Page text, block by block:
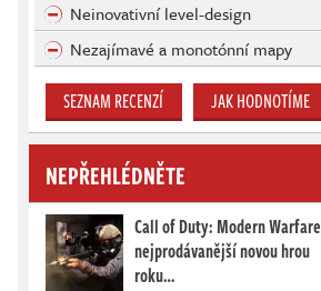
Neinovativní level-design
Nezajímavé a monotónní mapy
SEZNAM RECENZÍ JAK HODNOTÍME
NEPŘEHLÉDNĚTE
Call of Duty: Modern Warfare
nejprodávanější novou hrou
roku…